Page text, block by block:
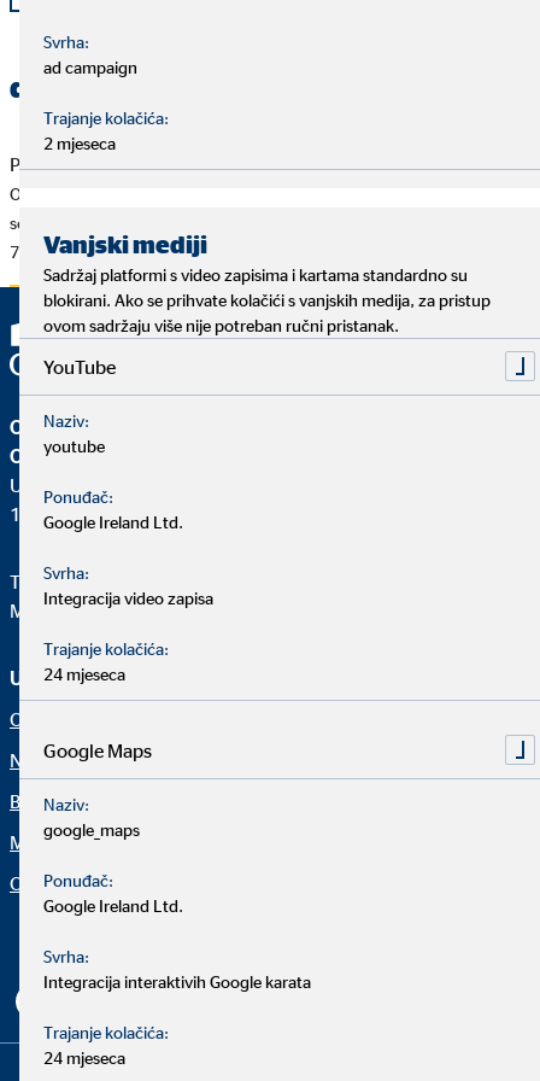
dodatne dokumente
Priopćenje za tisak od 11. 6. 2019
OVB Charity Hrvatska osigurala logopeda i defektologa
sos dječjem selu hrvatska donacijom od 10.000 eura
702 KB
OVB Allfinanz Croatia d.o.o.
OVB Allfinanz zastupanje d.o.o.
Ulica Nikole Badovinca 25
10000 Zagreb
Telefon:+38512396800
Mail:ovb@ovb.hr
Usluga i informacije
O nama
Naše usluge
Blog
Mediji
Organization: "OVB Facts"
Copyright © 2026 by OVB Allfinanz Croatia d.o.o. | All Rights
Svrha:
ad campaign
Trajanje kolačića:
2 mjeseca
Vanjski mediji
Sadržaj platformi s video zapisima i kartama standardno su
blokirani. Ako se prihvate kolačići s vanjskih medija, za pristup
ovom sadržaju više nije potreban ručni pristanak.
YouTube
Naziv:
youtube
Ponuđač:
Google Ireland Ltd.
Svrha:
Integracija video zapisa
Trajanje kolačića:
24 mjeseca
Google Maps
Naziv:
google_maps
Ponuđač:
Google Ireland Ltd.
Svrha:
Integracija interaktivih Google karata
Trajanje kolačića:
24 mjeseca